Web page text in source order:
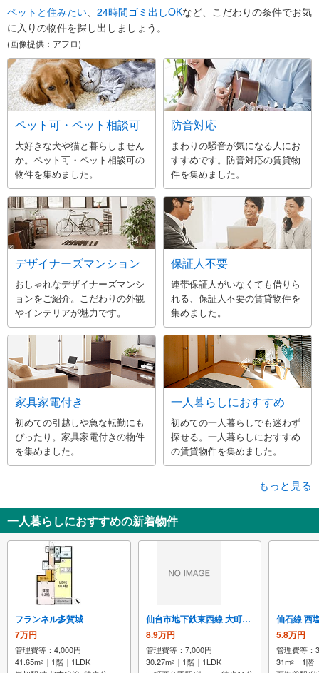
ペットと住みたい 24時間ゴミ出しOKなど、こだわりの条件でお気
に入りの物件を探し出しましょう。
(画像提供：アフロ)
ペット可・ペット相談可
大好きな犬や猫と暮らしません
か。ペット可・ペット相談可の
物件を集めました。
防音対応
まわりの騒音が気になる人にお
すすめです。防音対応の賃貸物
件を集めました。
デザイナーズマンション
おしゃれなデザイナーズマンシ
ョンをご紹介。こだわりの外観
やインテリアが魅力です。
保証人不要
連帯保証人がいなくても借りら
れる、保証人不要の賃貸物件を
集めました。
家具家電付き
初めての引越しや急な転勤にも
ぴったり。家具家電付きの物件
を集めました。
一人暮らしにおすすめ
初めての一人暮らしでも迷わず
探せる。一人暮らしにおすすめ
の賃貸物件を集めました。
もっと見る
一人暮らしにおすすめの新着物件
フランネル多賀城
7万円
管理費等：4,000円
41.65m2 1階
1LDK
仙台市地下鉄東西線 大町西公園駅 地上3階建て 築1年未満
8.9万円
管理費等：7,000円
30.27m2 1階
1LDK
5.8万円
管理費等：
31m2
1階